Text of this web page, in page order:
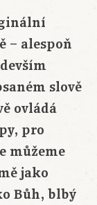
– alespoň
slově
ovládá
pro
můžeme
jako
Bůh, blbý